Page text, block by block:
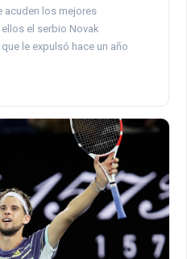
acuden los mejores
el serbio Novak
le expulsó hace un año